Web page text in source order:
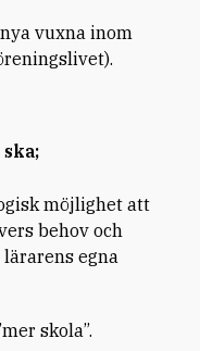
vuxna inom
möjlighet att
behov och
egna
skola”.